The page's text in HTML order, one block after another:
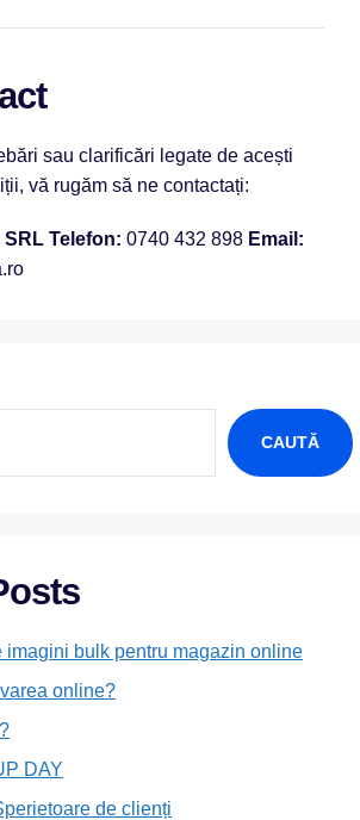
sau clarificări legate de acești
vă rugăm să ne contactați:
SRL Telefon: 0740 432 898 Email:
CAUTĂ
imagini bulk pentru magazin online
online?
DAY
de clienți